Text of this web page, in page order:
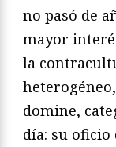
no pasó de
mayor
la
domine,
día: su oficio